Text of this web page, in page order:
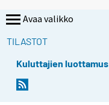
Avaa valikko
TILASTOT
Kuluttajien luottamus